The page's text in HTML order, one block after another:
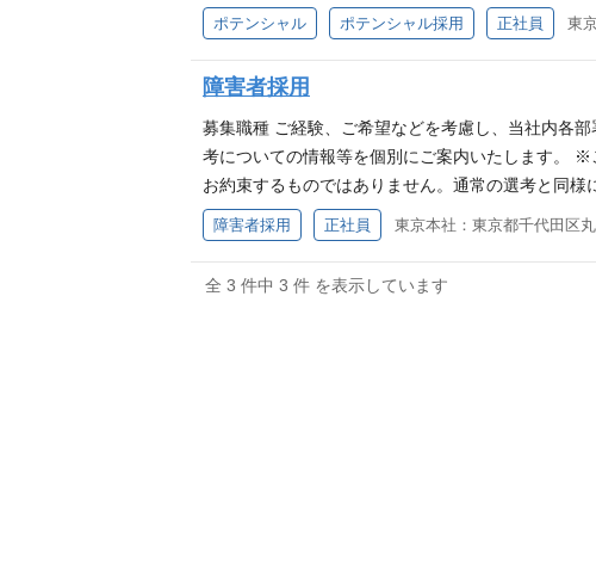
会社のバックオフィス業務を担当する本部です。ま
業務部もございます。 ・総務部 ・経理財務部 ・ト
部 ・リスク管理部 ・内部監査室 ーーーーーーーー
ます」という経営理念のもと 自分自身で成長しよ
的に仕事に取り組める方 既成概念にとらわれず、
条件がございます。
します。 ◆応募締め切り 締め切りはありません。
案内いたします。 ※ご登録いただいたすべての方
入社いただいております。 選考フロー 書類選考 適
す」という経営理念のもと 自分自身で成長しよう
に仕事に取り組める方 既成概念にとらわれず、共
ポテンシャル ポテンシャル採用 正社員
障害者採用
募集職種 ご経験、ご希望などを考慮し、当社内各
考についての情報等を個別にご案内いたします。
お約束するものではありません。通常の選考と同
選考フロー 書類選考 適性検査 面接（複数回）※対
社会に貢献します」という経営理念のもと 自分自
事に慣れるまで短時間勤務で働くことはできます
経験、能力、スキル、適性を考慮し、決定します
障害者採用 正社員
全 3 件中 3 件 を表示しています